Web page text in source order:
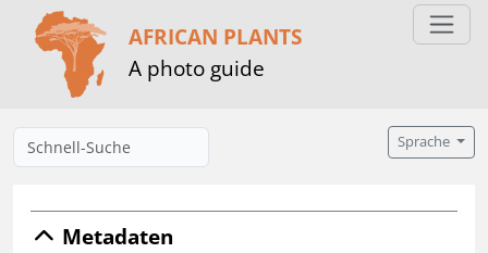
AFRICAN PLANTS
A photo guide
Sprache
Metadaten